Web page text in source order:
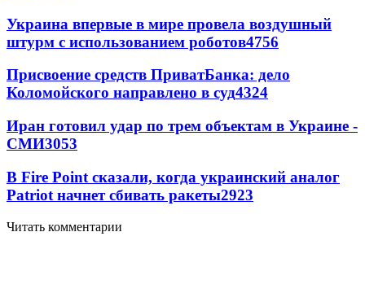
Украина впервые в мире провела воздушный
штурм с использованием роботов4756
Присвоение средств ПриватБанка: дело
Коломойского направлено в суд4324
Иран готовил удар по трем объектам в Украине -
СМИ3053
В Fire Point сказали, когда украинский аналог
Patriot начнет сбивать ракеты2923
Читать комментарии